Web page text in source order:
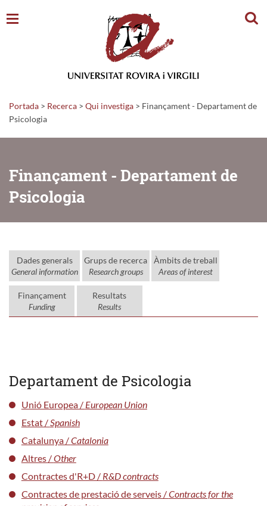
Portada > Recerca > Qui investiga > Finançament - Departament de
Psicologia
Finançament - Departament de
Psicologia
Dades generals
General information
Grups de recerca
Research groups
Àmbits de treball
Areas of interest
Finançament
Funding
Resultats
Results
Departament de Psicologia
Unió Europea / European Union
Estat / Spanish
Catalunya /Catalonia
Altres /Other
Contractes d'R+D / R&D contracts
Contractes de prestació de serveis /Contracts for the